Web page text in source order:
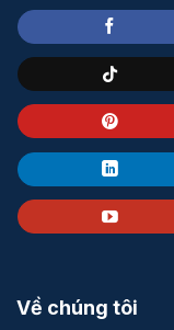
Về chúng tôi